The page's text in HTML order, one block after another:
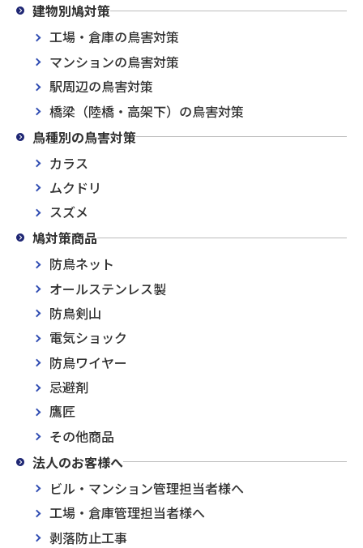
建物別鳩対策
工場・倉庫の鳥害対策
マンションの鳥害対策
駅周辺の鳥害対策
橋梁（陸橋・高架下）の鳥害対策
鳥種別の鳥害対策
カラス
ムクドリ
スズメ
鳩対策商品
防鳥ネット
オールステンレス製
防鳥剣山
電気ショック
防鳥ワイヤー
忌避剤
鷹匠
その他商品
法人のお客様へ
ビル・マンション管理担当者様へ
工場・倉庫管理担当者様へ
剥落防止工事